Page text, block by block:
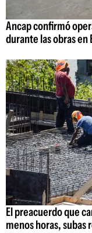
Ancap confirmó
durante las obras en
El preacuerdo que
menos horas, subas